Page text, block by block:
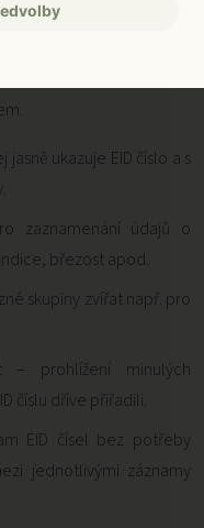
ukazuje EID číslo a s
zaznamenání údajů o
březost apod.
skupiny zvířat např. pro
– prohlížení minulých
číslu dříve přiřadili.
EID čísel bez potřeby
jednotlivými záznamy